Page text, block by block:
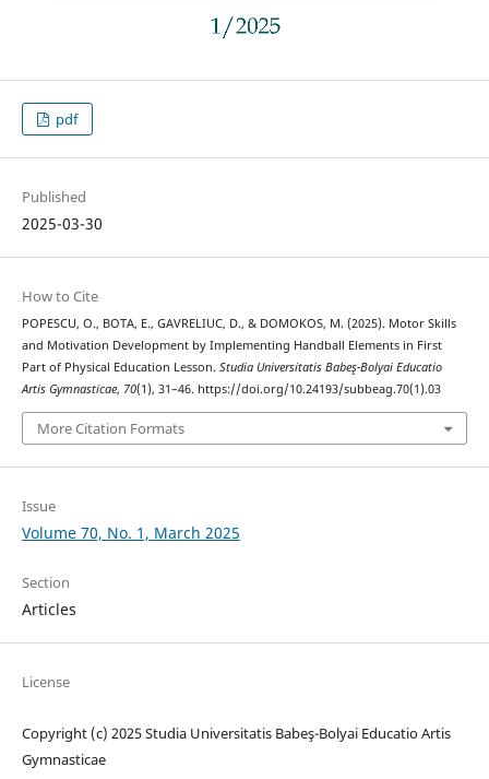
pdf
Published
2025-03-30
How to Cite
POPESCU, O., BOTA, E., GAVRELIUC, D., & DOMOKOS, M. (2025). Motor Skills
and Motivation Development by Implementing Handball Elements in First
Part of Physical Education Lesson. Studia Universitatis Babeş-Bolyai Educatio
Artis Gymnasticae, 70(1), 31–46. https://doi.org/10.24193/subbeag.70(1).03
More Citation Formats
Issue
Volume 70, No. 1, March 2025
Section
Articles
License
Copyright (c) 2025 Studia Universitatis Babeş-Bolyai Educatio Artis
Gymnasticae